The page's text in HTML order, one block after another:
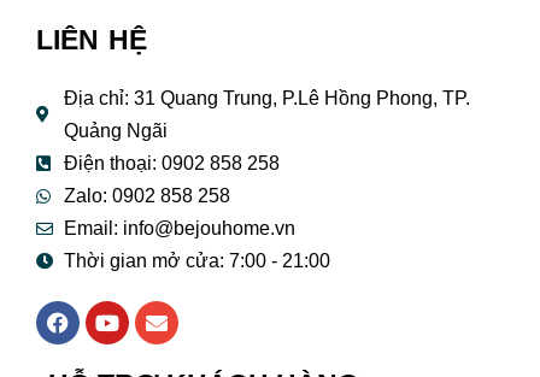
LIÊN HỆ
Địa chỉ: 31 Quang Trung, P.Lê Hồng Phong, TP.
Quảng Ngãi
Điện thoại: 0902 858 258
Zalo: 0902 858 258
Email: info@bejouhome.vn
Thời gian mở cửa: 7:00 - 21:00
F
a
Y
o
E
n